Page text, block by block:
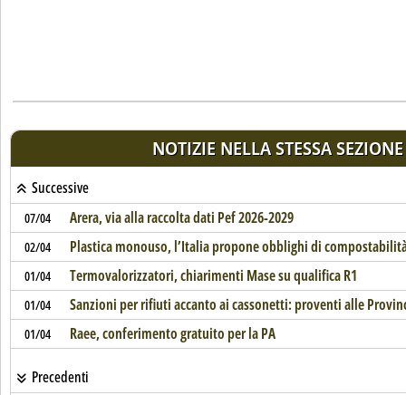
NOTIZIE NELLA STESSA SEZIONE
Successive
07/04 Arera, via alla raccolta dati Pef 2026-2029
02/04 Plastica monouso, l’Italia propone obblighi di
01/04 Termovalorizzatori, chiarimenti Mase su qualifica R1
01/04 Sanzioni per rifiuti accanto ai cassonetti: proventi alle
01/04 Raee, conferimento gratuito per la PA
Precedenti